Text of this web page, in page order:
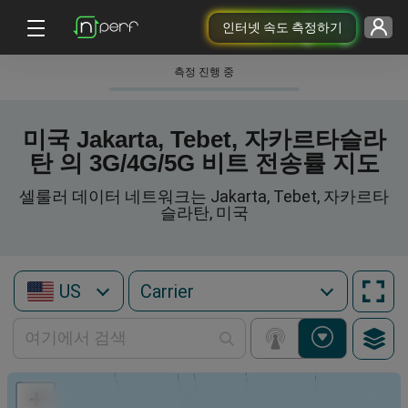
인터넷 속도 측정하기
측정 진행 중
미국 Jakarta, Tebet, 자카르타슬라
탄 의 3G/4G/5G 비트 전송률 지도
셀룰러 데이터 네트워크는 Jakarta, Tebet, 자카르타
슬라탄, 미국
US